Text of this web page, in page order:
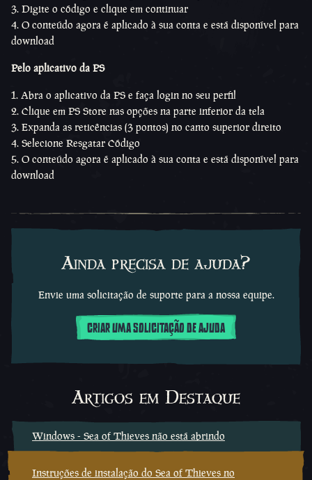
Digite o código e clique em continuar
O conteúdo agora é aplicado à sua conta e está disponível para
download
Pelo aplicativo da PS
Abra o aplicativo da PS e faça login no seu perfil
Clique em PS Store nas opções na parte inferior da tela
Expanda as reticências (3 pontos) no canto superior direito
Selecione Resgatar Código
O conteúdo agora é aplicado à sua conta e está disponível para
download
Ainda precisa de ajuda?
Envie uma solicitação de suporte para a nossa equipe.
CRIAR UMA SOLICITAÇÃO DE AJUDA
Artigos em Destaque
Windows - Sea of Thieves não está abrindo
Instruções de instalação do Sea of Thieves no